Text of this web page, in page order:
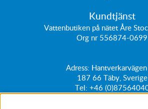
Kundtjänst
Vattenbutiken på nätet Åre
Org nr 556874-0699
Adress:
187 66 Täby, Sverige
Tel: +46